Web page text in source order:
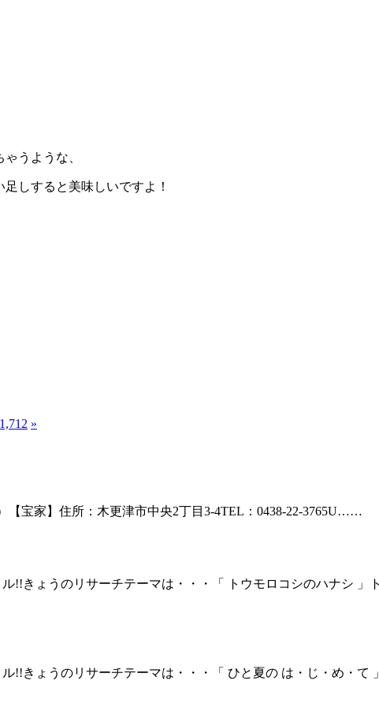
うような、
しすると美味しいですよ！
1,712 »
【宝家】住所：木更津市中央2丁目3-4TEL：0438-22-3765U……
!!きょうのリサーチテーマは・・・「 トウモロコシのハナシ
!!きょうのリサーチテーマは・・・「 ひと夏の は・じ・め・て